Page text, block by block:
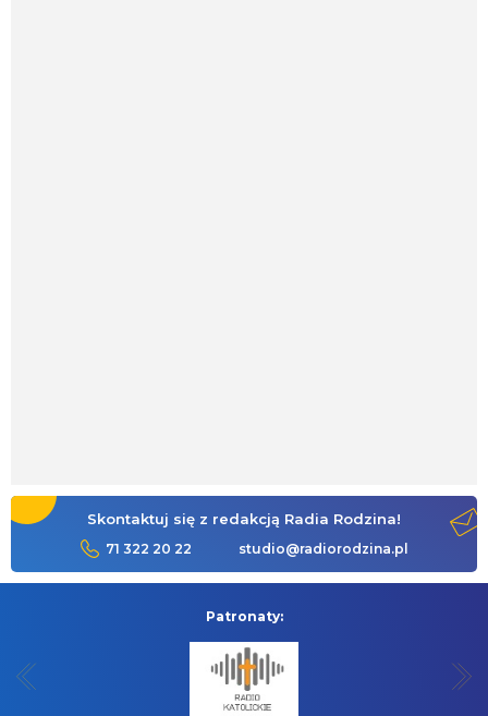
Skontaktuj się z redakcją Radia Rodzina!
71 322 20 22 studio@radiorodzina.pl
Patronaty: